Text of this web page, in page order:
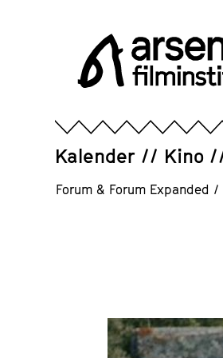
Filminstitut
Kalender Kino
Forum & Forum Expanded /